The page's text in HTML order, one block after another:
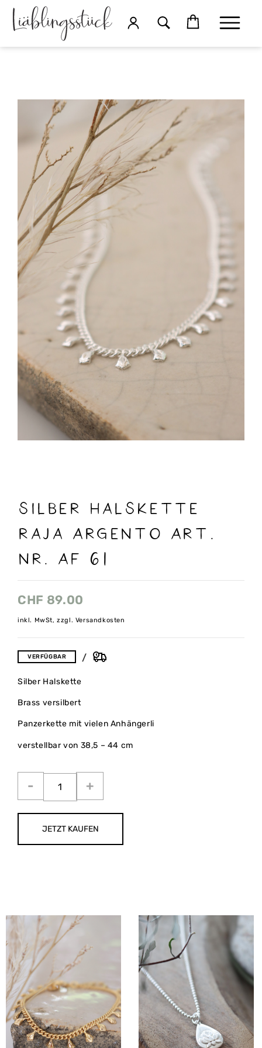
Silber Halskette
Raja Argento Art.
Nr. AF 61
CHF 89.00
inkl. MwSt, zzgl. Versandkosten
VERFÜGBAR
Silber Halskette
Brass versilbert
Panzerkette mit vielen Anhängerli
verstellbar von 38,5 – 44 cm
JETZT KAUFEN